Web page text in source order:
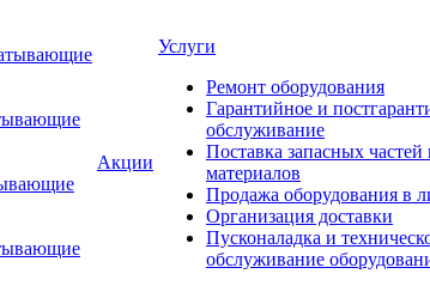
Акции
Услуги
Ремонт оборудования
Гарантийное и
обслуживание
Поставка запасных
материалов
Продажа оборудования в
Организация доставки
Пусконаладка и
обслуживание